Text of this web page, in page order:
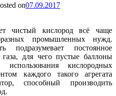
on07.09.2017
чистый кислород всё чаще
промышленных нужд.
подразумевает постоянное
газа, для чего пустые баллоны
использования кислородных
каждого такого агрегата
способный производить